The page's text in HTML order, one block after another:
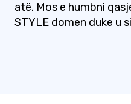
atë. Mos e humbni
STYLE domen duke u